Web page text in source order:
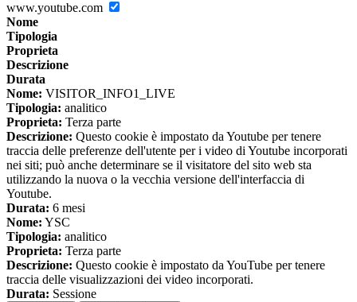
www.youtube.com
Nome
Tipologia
Proprieta
Descrizione
Durata
Nome: VISITOR_INFO1_LIVE
Tipologia: analitico
Proprieta: Terza parte
Descrizione: Questo cookie è impostato da Youtube per tenere
traccia delle preferenze dell'utente per i video di Youtube incorporati
nei siti; può anche determinare se il visitatore del sito web sta
utilizzando la nuova o la vecchia versione dell'interfaccia di
Youtube.
Durata: 6 mesi
Nome: YSC
Tipologia: analitico
Proprieta: Terza parte
Descrizione: Questo cookie è impostato da YouTube per tenere
traccia delle visualizzazioni dei video incorporati.
Durata: Sessione